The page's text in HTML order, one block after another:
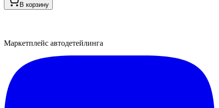
В корзину
Маркетплейс автодетейлинга